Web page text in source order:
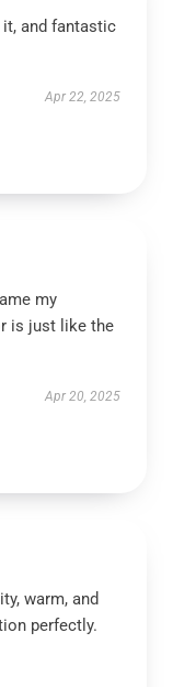
and fantastic
Apr 22, 2025
my
is just like the
Apr 20, 2025
warm, and
perfectly.